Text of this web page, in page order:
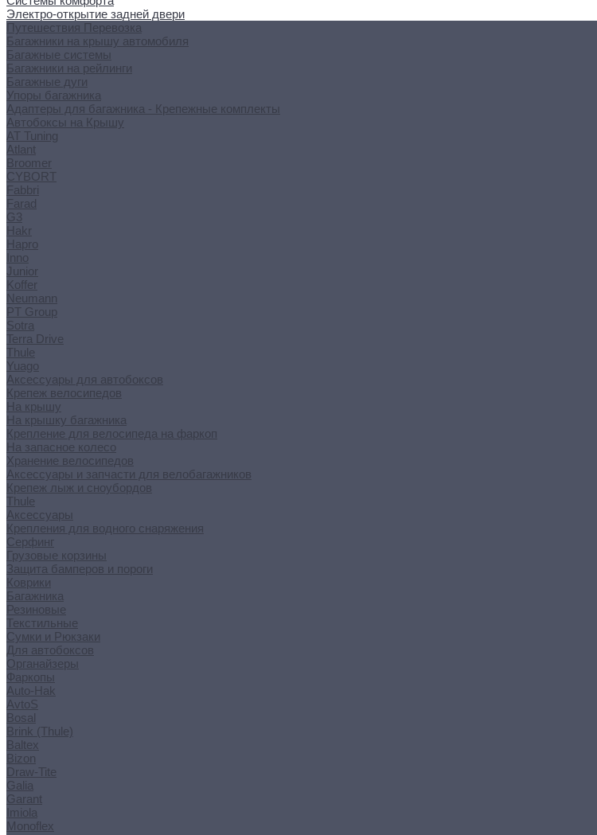
Электро-открытие задней двери
Путешествия Перевозка
Багажники на крышу автомобиля
Багажные системы
Багажники на рейлинги
Багажные дуги
Упоры багажника
Адаптеры для багажника - Крепежные комплекты
Автобоксы на Крышу
AT Tuning
Atlant
Broomer
CYBORT
Fabbri
Farad
G3
Hakr
Hapro
Inno
Junior
Koffer
Neumann
PT Group
Sotra
Terra Drive
Thule
Yuago
Аксессуары для автобоксов
Крепеж велосипедов
На крышу
На крышку багажника
Крепление для велосипеда на фаркоп
На запасное колесо
Хранение велосипедов
Аксессуары и запчасти для велобагажников
Крепеж лыж и сноубордов
Thule
Аксессуары
Крепления для водного снаряжения
Серфинг
Грузовые корзины
Защита бамперов и пороги
Коврики
Багажника
Резиновые
Текстильные
Сумки и Рюкзаки
Для автобоксов
Органайзеры
Фаркопы
Auto-Hak
AvtoS
Bosal
Brink (Thule)
Baltex
Bizon
Draw-Tite
Galia
Garant
Imiola
Monoflex